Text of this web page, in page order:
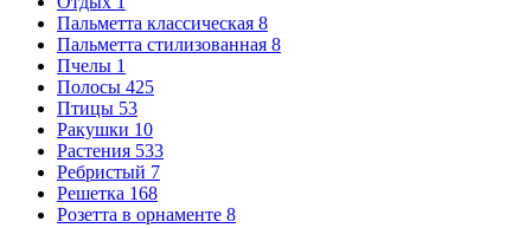
Пальметта классическая 8
Пальметта стилизованная 8
Пчелы 1
Полосы 425
Птицы 53
Ракушки 10
Растения 533
Ребристый 7
Решетка 168
Розетта в орнаменте 8